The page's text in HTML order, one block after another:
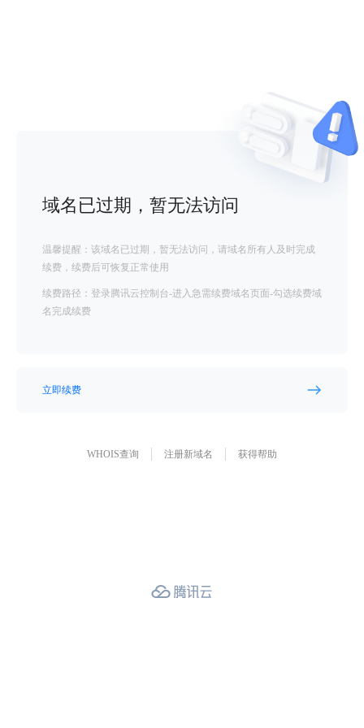
域名已过期，暂无法访问
温馨提醒：该域名已过期，暂无法访问，请域名所有人及时完成
续费，续费后可恢复正常使用
续费路径：登录腾讯云控制台-进入急需续费域名页面-勾选续费域
名完成续费
立即续费
WHOIS查询 注册新域名 获得帮助